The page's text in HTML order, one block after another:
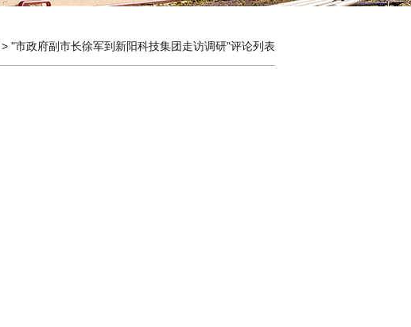
> "市政府副市长徐军到新阳科技集团走访调研"评论列表